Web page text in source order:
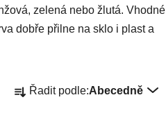
zelená nebo žlutá. Vhodné
dobře přilne na sklo i plast a
a
Řadit podle:Abecedně